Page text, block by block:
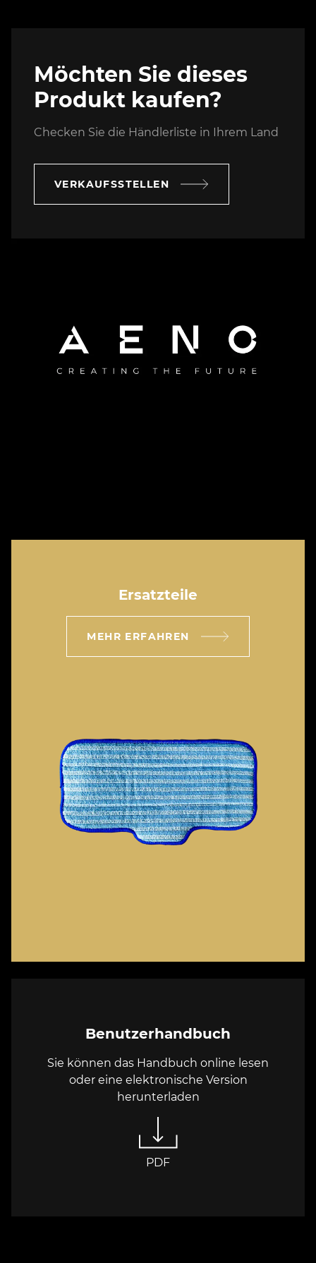
Möchten Sie dieses
Produkt kaufen?
Checken Sie die Händlerliste in Ihrem Land
VERKAUFSSTELLEN
Ersatzteile
MEHR ERFAHREN
Benutzerhandbuch
Sie können das Handbuch online lesen
oder eine elektronische Version
herunterladen
PDF